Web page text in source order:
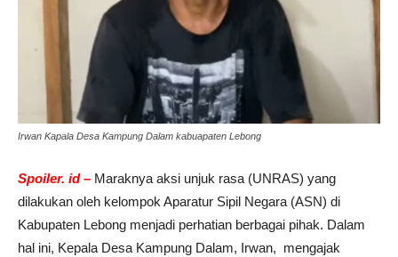
Irwan Kapala Desa Kampung Dalam kabuapaten Lebong
Spoiler. id – Maraknya aksi unjuk rasa (UNRAS) yang
dilakukan oleh kelompok Aparatur Sipil Negara (ASN) di
Kabupaten Lebong menjadi perhatian berbagai pihak. Dalam
hal ini, Kepala Desa Kampung Dalam, Irwan, mengajak